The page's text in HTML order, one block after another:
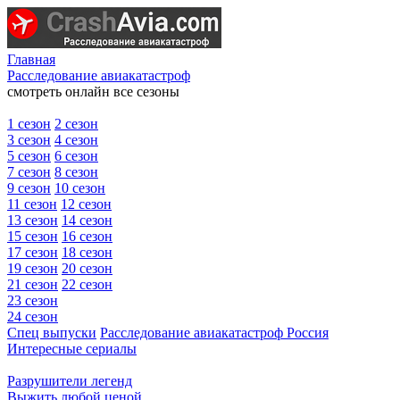
Главная
Расследование авиакатастроф
смотреть онлайн все сезоны
1 сезон 2 сезон
3 сезон 4 сезон
5 сезон 6 сезон
7 сезон 8 сезон
9 сезон 10 сезон
11 сезон 12 сезон
13 сезон 14 сезон
15 сезон 16 сезон
17 сезон 18 сезон
19 сезон 20 сезон
21 сезон 22 сезон
23 сезон
24 сезон
Спец выпуски Расследование авиакатастроф Россия
Интересные сериалы
Разрушители легенд
Выжить любой ценой